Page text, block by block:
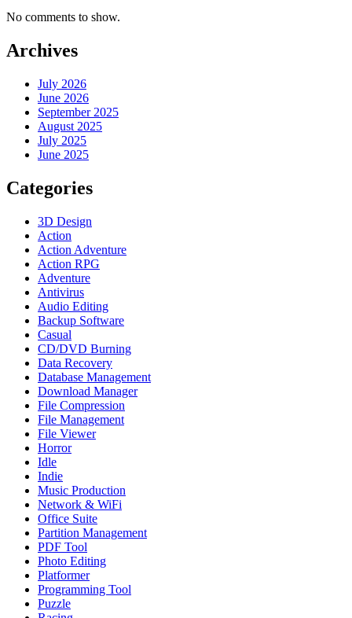
No comments to show.
Archives
July 2026
June 2026
September 2025
August 2025
July 2025
June 2025
Categories
3D Design
Action
Action Adventure
Action RPG
Adventure
Antivirus
Audio Editing
Backup Software
Casual
CD/DVD Burning
Data Recovery
Database Management
Download Manager
File Compression
File Management
File Viewer
Horror
Idle
Indie
Music Production
Network & WiFi
Office Suite
Partition Management
PDF Tool
Photo Editing
Platformer
Programming Tool
Puzzle